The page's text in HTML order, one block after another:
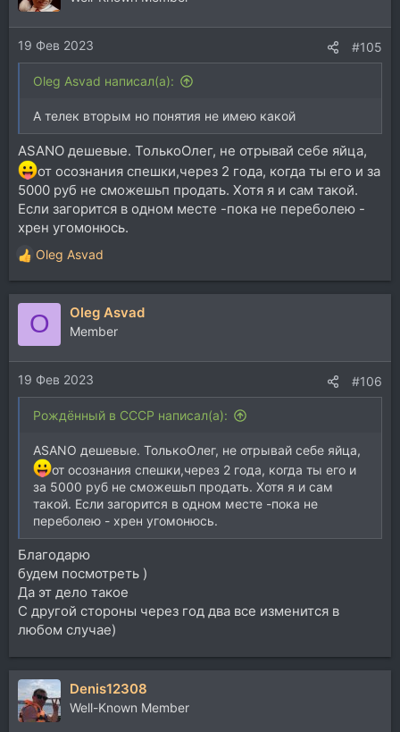
19 Фев 2023 #105
Oleg Asvad написал(а):
А телек вторым но понятия не имею какой
ASANO дешевые. ТолькоОлег, не отрывай себе яйца,
от осознания спешки,через 2 года, когда ты его и за
5000 руб не сможешьп продать. Хотя я и сам такой.
Если загорится в одном месте -пока не переболею -
хрен угомонюсь.
Р
е
а
и
и
:
Oleg Asvad
O Oleg Asvad
Member
19 Фев 2023 #106
Рождённый в СССР написал(а):
ASANO дешевые. ТолькоОлег, не отрывай себе яйца,
от осознания спешки,через 2 года, когда ты его и
за 5000 руб не сможешьп продать. Хотя я и сам
такой. Если загорится в одном месте -пока не
переболею - хрен угомонюсь.
Благодарю
будем посмотреть )
Да эт дело такое
С другой стороны через год два все изменится в
любом случае)
Denis12308
Well-Known Member